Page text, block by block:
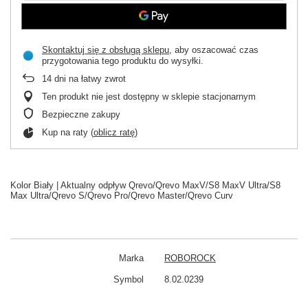
Skontaktuj się z obsługą sklepu, aby oszacować czas
przygotowania tego produktu do wysyłki.
14 dni na łatwy zwrot
Ten produkt nie jest dostępny w sklepie stacjonarnym
Bezpieczne zakupy
Kup na raty (oblicz ratę)
Kolor Biały | Aktualny odpływ Qrevo/Qrevo MaxV/S8 MaxV Ultra/S8
Max Ultra/Qrevo S/Qrevo Pro/Qrevo Master/Qrevo Curv
Marka ROBOROCK
Symbol 8.02.0239